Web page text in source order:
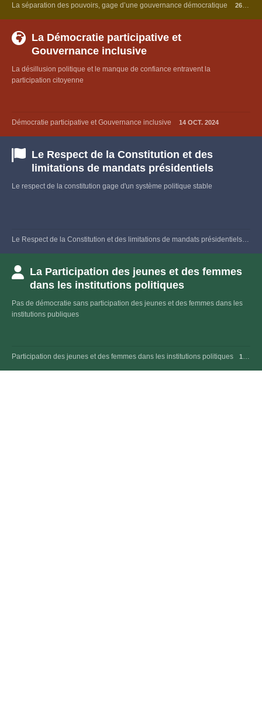
La séparation des pouvoirs, gage d’une gouvernance démocratique 26 MARS 2024
La Démocratie participative et
Gouvernance inclusive
La désillusion politique et le manque de confiance entravent la
participation citoyenne
Démocratie participative et Gouvernance inclusive 14 OCT. 2024
Le Respect de la Constitution et des
limitations de mandats présidentiels
Le respect de la constitution gage d'un système politique stable
Le Respect de la Constitution et des limitations de mandats présidentiels
La Participation des jeunes et des femmes
dans les institutions politiques
Pas de démocratie sans participation des jeunes et des femmes dans les
institutions publiques
Participation des jeunes et des femmes dans les institutions politiques 1 JUIL. 2024